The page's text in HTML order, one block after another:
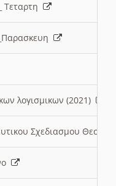
Τεταρτη
λογισμικων (2021)
Σχεδιασμου